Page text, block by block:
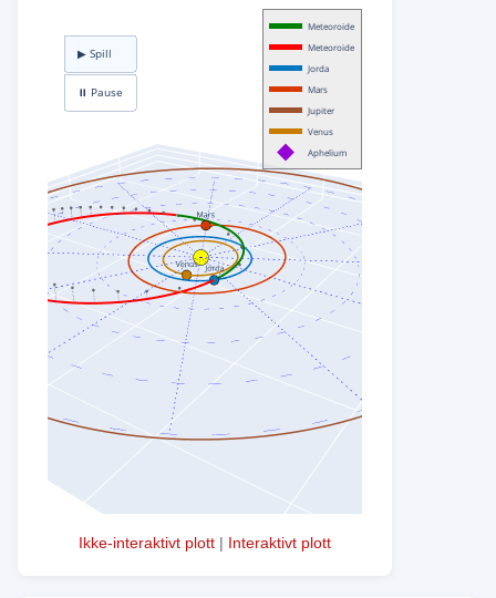
Ikke-interaktivt plott | Interaktivt plott